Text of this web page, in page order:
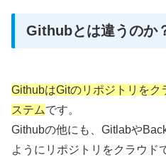
Githubとは違うのか
GithubはGitのリポジトリを
ステムです。
Githubの他にも、Gitlabや
ようにリポジトリをクラウド